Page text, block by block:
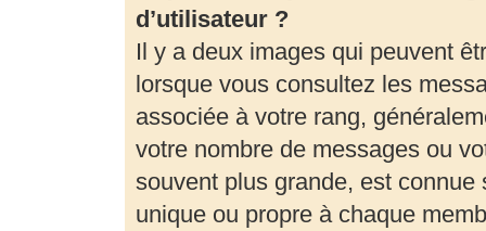
d’utilisateur ?
Il y a deux images qui peuvent
lorsque vous consultez les
associée à votre rang,
votre nombre de messages ou
souvent plus grande, est connue
unique ou propre à chaque